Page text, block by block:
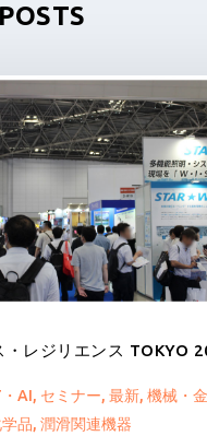
・レジリエンス TOKYO
AI, セミナー,最新,機械・
品,潤滑関連機器